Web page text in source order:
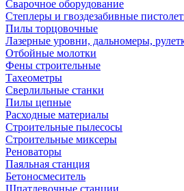
Сварочное оборудование
Степлеры и гвоздезабивные
Пилы торцовочные
Лазерные уровни, дальномеры,
Отбойные молотки
Фены строительные
Тахеометры
Сверлильные станки
Пилы цепные
Расходные материалы
Строительные пылесосы
Строительные миксеры
Реноваторы
Паяльная станция
Бетоносмеситель
Шпатлевочные станции